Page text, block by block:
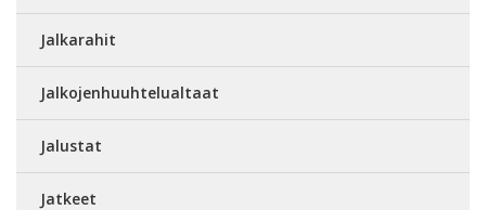
Jalkarahit
Jalkojenhuuhtelualtaat
Jalustat
Jatkeet